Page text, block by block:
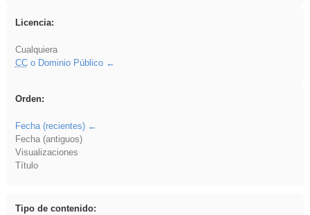
Licencia:
Cualquiera
CCo Dominio Público
Orden:
Fecha (recientes)
Fecha (antiguos)
Visualizaciones
Título
Tipo de contenido: